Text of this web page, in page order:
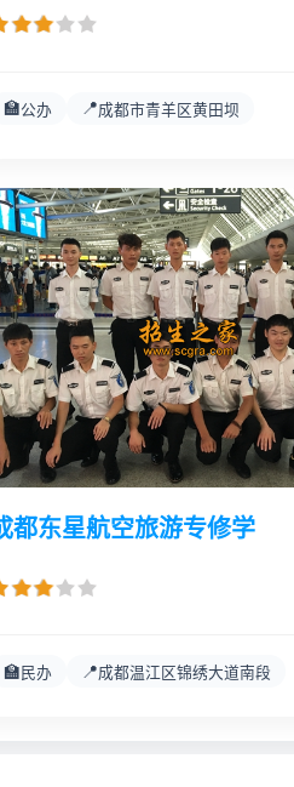
🏫公办 📍成都市青羊区黄田坝
都东星航空旅游专修学
🏫 民办 📍成都温江区锦绣大道南段